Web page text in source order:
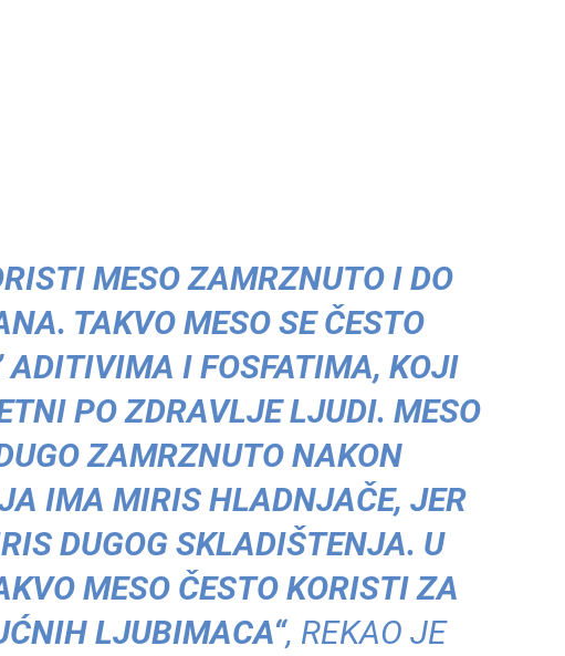
MESO ZAMRZNUTO I DO
TAKVO MESO SE ČESTO
ADITIVIMA I FOSFATIMA, KOJI
PO ZDRAVLJE LJUDI. MESO
ZAMRZNUTO NAKON
IMA MIRIS HLADNJAČE, JER
DUGOG SKLADIŠTENJA. U
MESO ČESTO KORISTI ZA
LJUBIMACA“, REKAO JE